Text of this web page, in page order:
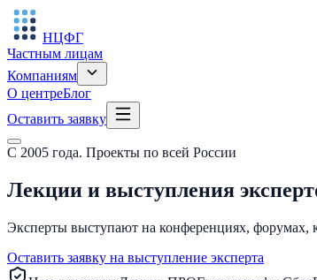
НЦФГ
Частным лицам
Компаниям
О центреБлог
Оставить заявку
С 2005 года. Проекты по всей России
Лекции и выступления
Эксперты выступают на конференциях, форумах,
Оставить заявку на выступление эксперта